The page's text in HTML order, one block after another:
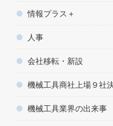
情報プラス＋
人事
会社移転・新設
機械工具商社上場９社
機械工具業界の出来事